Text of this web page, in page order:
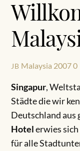
JB Malaysia 20070
Singapur,
Städte die wir
Deutschland aus
Hotelerwies
für alle